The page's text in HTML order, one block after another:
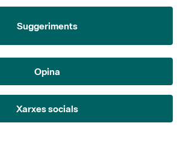
Suggeriments
Opina
Xarxes socials